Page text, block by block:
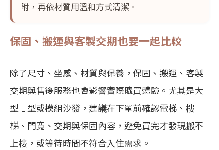
附，再依材質用溫和方式清潔。
保固、搬運與客製交期也要一起比較
除了尺寸、坐感、材質與保養，保固、搬運、客製
交期與售後服務也會影響實際購買體驗。尤其是大
型 L 型或模組沙發，建議在下單前確認電梯、樓
梯、門寬、交期與保固內容，避免買完才發現搬不
上樓，或等待時間不符合入住需求。